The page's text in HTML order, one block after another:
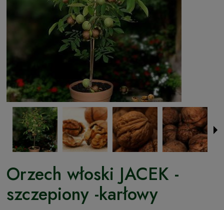
Orzech włoski JACEK -
szczepiony -karłowy